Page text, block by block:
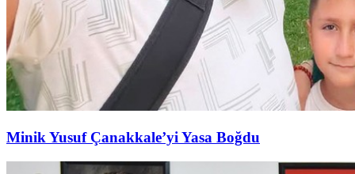
Minik Yusuf Çanakkale’yi Yasa Boğdu